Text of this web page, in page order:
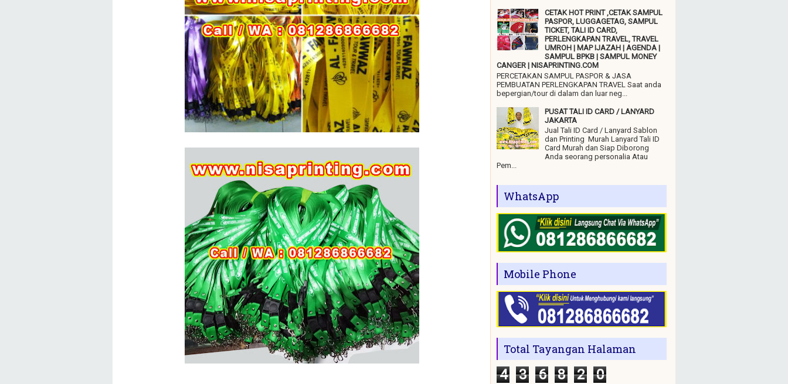
CETAK HOT PRINT ,CETAK SAMPUL
PASPOR, LUGGAGETAG, SAMPUL
TICKET, TALI ID CARD,
PERLENGKAPAN TRAVEL, TRAVEL
UMROH | MAP IJAZAH | AGENDA |
SAMPUL BPKB | SAMPUL MONEY
CANGER | NISAPRINTING.COM
PERCETAKAN SAMPUL PASPOR & JASA
PEMBUATAN PERLENGKAPAN TRAVEL Saat anda
bepergian/tour di dalam dan luar neg...
PUSAT TALI ID CARD / LANYARD
JAKARTA
Jual Tali ID Card / Lanyard Sablon
dan Printing Murah Lanyard Tali ID
Card Murah dan Siap Diborong
Anda seorang personalia Atau
Pem...
WhatsApp
Mobile Phone
Total Tayangan Halaman
4 3 6 8 2 0